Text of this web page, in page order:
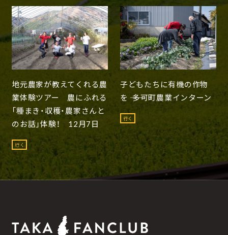
地元農家が教えてくれる農
業体験ツアー 農にふれる
「種まき・収穫・農家さんと
のお話」体験！ 12月7日
行く
子どもたちに有機の作物
を ―― 多可町農業インターン
行く